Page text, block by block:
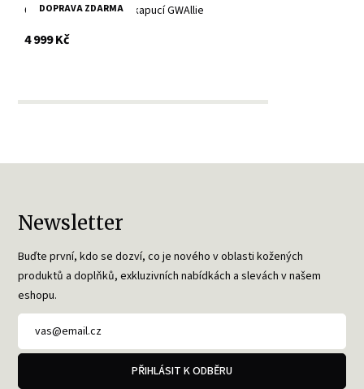
DOPRAVA ZDARMA
Černá kožená bunda s kapucí GWAllie
4 999 Kčs DPH
Newsletter
Buďte první, kdo se dozví, co je nového v oblasti kožených
produktů a doplňků, exkluzivních nabídkách a slevách v našem
eshopu.
PŘIHLÁSIT K ODBĚRU